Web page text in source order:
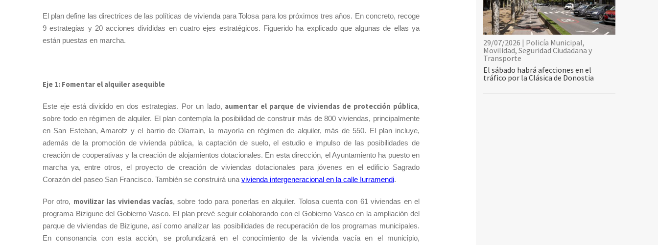
El plan define las directrices de las políticas de vivienda para Tolosa para los próximos tres años. En concreto, recoge
9 estrategias y 20 acciones divididas en cuatro ejes estratégicos. Figuerido ha explicado que algunas de ellas ya
están puestas en marcha.
Eje 1: Fomentar el alquiler asequible
Este eje está dividido en dos estrategias. Por un lado, aumentar el parque de viviendas de protección pública,
sobre todo en régimen de alquiler. El plan contempla la posibilidad de construir más de 800 viviendas, principalmente
en San Esteban, Amarotz y el barrio de Olarrain, la mayoría en régimen de alquiler, más de 550. El plan incluye,
además de la promoción de vivienda pública, la captación de suelo, el estudio e impulso de las posibilidades de
creación de cooperativas y la creación de alojamientos dotacionales. En esta dirección, el Ayuntamiento ha puesto en
marcha ya, entre otros, el proyecto de creación de viviendas dotacionales para jóvenes en el edificio Sagrado
Corazón del paseo San Francisco. También se construirá una vivienda intergeneracional en la calle Iurramendi.
Por otro, movilizar las viviendas vacías, sobre todo para ponerlas en alquiler. Tolosa cuenta con 61 viviendas en el
programa Bizigune del Gobierno Vasco. El plan prevé seguir colaborando con el Gobierno Vasco en la ampliación del
parque de viviendas de Bizigune, así como analizar las posibilidades de recuperación de los programas municipales.
En consonancia con esta acción, se profundizará en el conocimiento de la vivienda vacía en el municipio,
29/07/2026 | Policía Municipal,
Movilidad, Seguridad Ciudadana y
Transporte
El sábado habrá afecciones en el
tráfico por la Clásica de Donostia